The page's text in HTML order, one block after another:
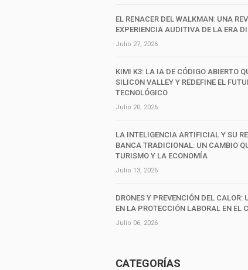
EL RENACER DEL WALKMAN: UNA
EXPERIENCIA AUDITIVA DE LA ERA
Julio 27, 2026
KIMI K3: LA IA DE CÓDIGO ABIERTO
SILICON VALLEY Y REDEFINE EL
TECNOLÓGICO
Julio 20, 2026
LA INTELIGENCIA ARTIFICIAL Y SU
BANCA TRADICIONAL: UN CAMBIO
TURISMO Y LA ECONOMÍA
Julio 13, 2026
DRONES Y PREVENCIÓN DEL CALOR:
EN LA PROTECCIÓN LABORAL EN EL
Julio 06, 2026
CATEGORÍAS